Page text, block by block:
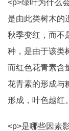
是由此类树木的
秋季变红，而不
种，是由于该类
而红色花青素含
花青素的形成与
形成，叶色越红
<p>是哪些因素